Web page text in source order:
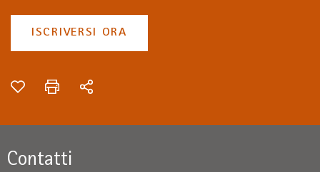
ISCRIVERSI ORA
Contatti